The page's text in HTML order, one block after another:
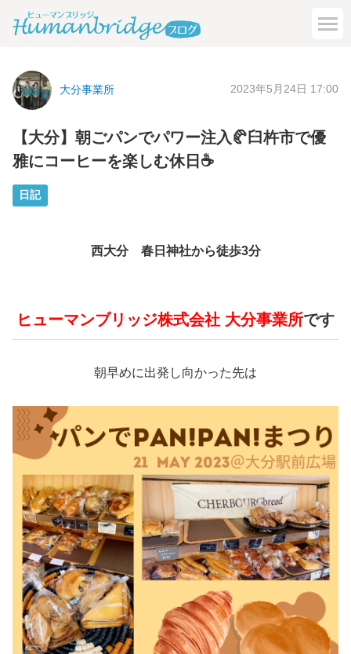
大分事業所 2023年5月24日 17:00
【大分】朝ごパンでパワー注入🥐臼杵市で優
雅にコーヒーを楽しむ休日☕
日記
西大分 春日神社から徒歩3分
ヒューマンブリッジ株式会社 大分事業所です
朝早めに出発し向かった先は